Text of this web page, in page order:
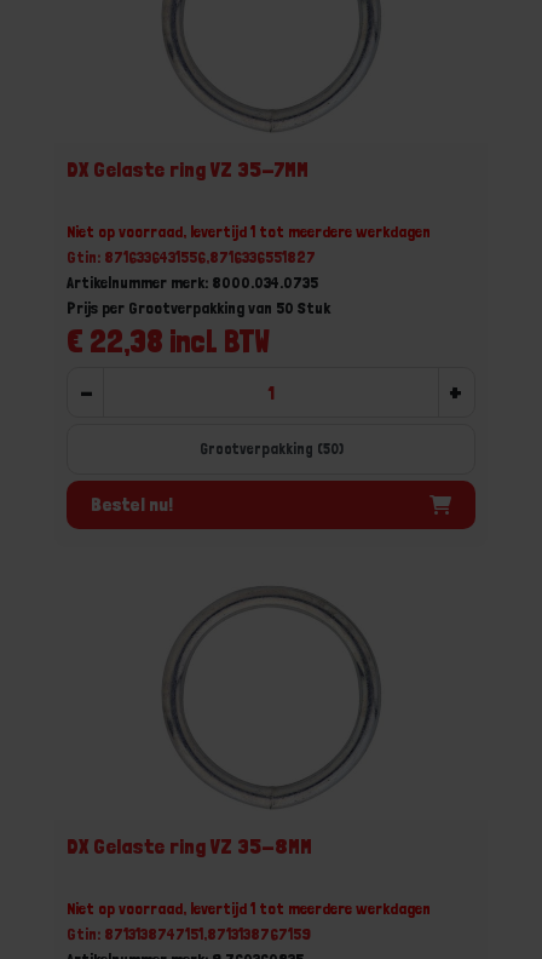
DX Gelaste ring VZ 35-7MM
Niet op voorraad, levertijd 1 tot meerdere werkdagen
Gtin: 8716336431556,8716336551827
Artikelnummer merk: 8000.034.0735
€ 22,38 incl. BTW
Prijs per Grootverpakking van 50 Stuk
- +
Grootverpakking (50)
Bestel nu!
DX Gelaste ring VZ 35-8MM
Niet op voorraad, levertijd 1 tot meerdere werkdagen
Gtin: 8713138747151,8713138767159